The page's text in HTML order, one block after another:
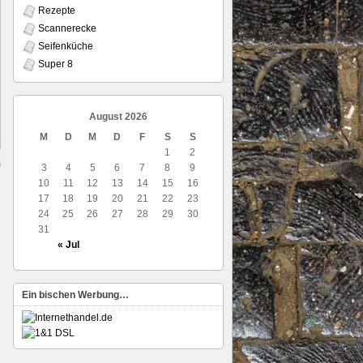
Rezepte
Scannerecke
Seifenküche
Super 8
August 2026
M
D M D F S S
« Jul
1
2
3
4 5 6 7 8
9
10
11 12 13 14 15
16
17
18 19 20 21 22
23
24
25 26 27 28 29
30
31
Ein bischen Werbung…